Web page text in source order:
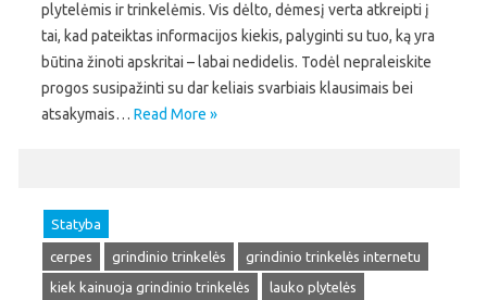
plytelėmis ir trinkelėmis. Vis dėlto, dėmesį verta atkreipti į
tai, kad pateiktas informacijos kiekis, palyginti su tuo, ką yra
būtina žinoti apskritai – labai nedidelis. Todėl nepraleiskite
progos susipažinti su dar keliais svarbiais klausimais bei
atsakymais… Read More »
Statyba
cerpes grindinio trinkelės
grindinio trinkelės internetu
kiek kainuoja grindinio trinkelės
lauko plytelės